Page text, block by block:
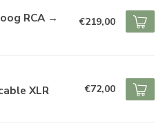
RCA → €219,00
XLR €72,00